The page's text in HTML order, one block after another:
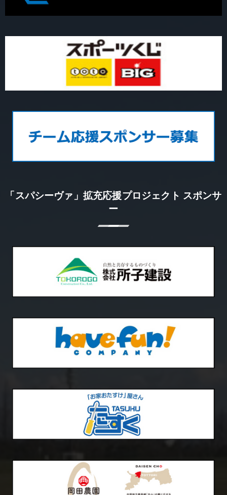
「スパシーヴァ」拡充応援プロジェクト スポンサ
ー